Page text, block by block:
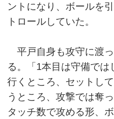
ントになり、ボールを
トロールしていた。
平戸自身も攻守に渡
る。「1本目は守備では
行くところ、セットし
うところ、攻撃では奪
タッチ数で攻める形、